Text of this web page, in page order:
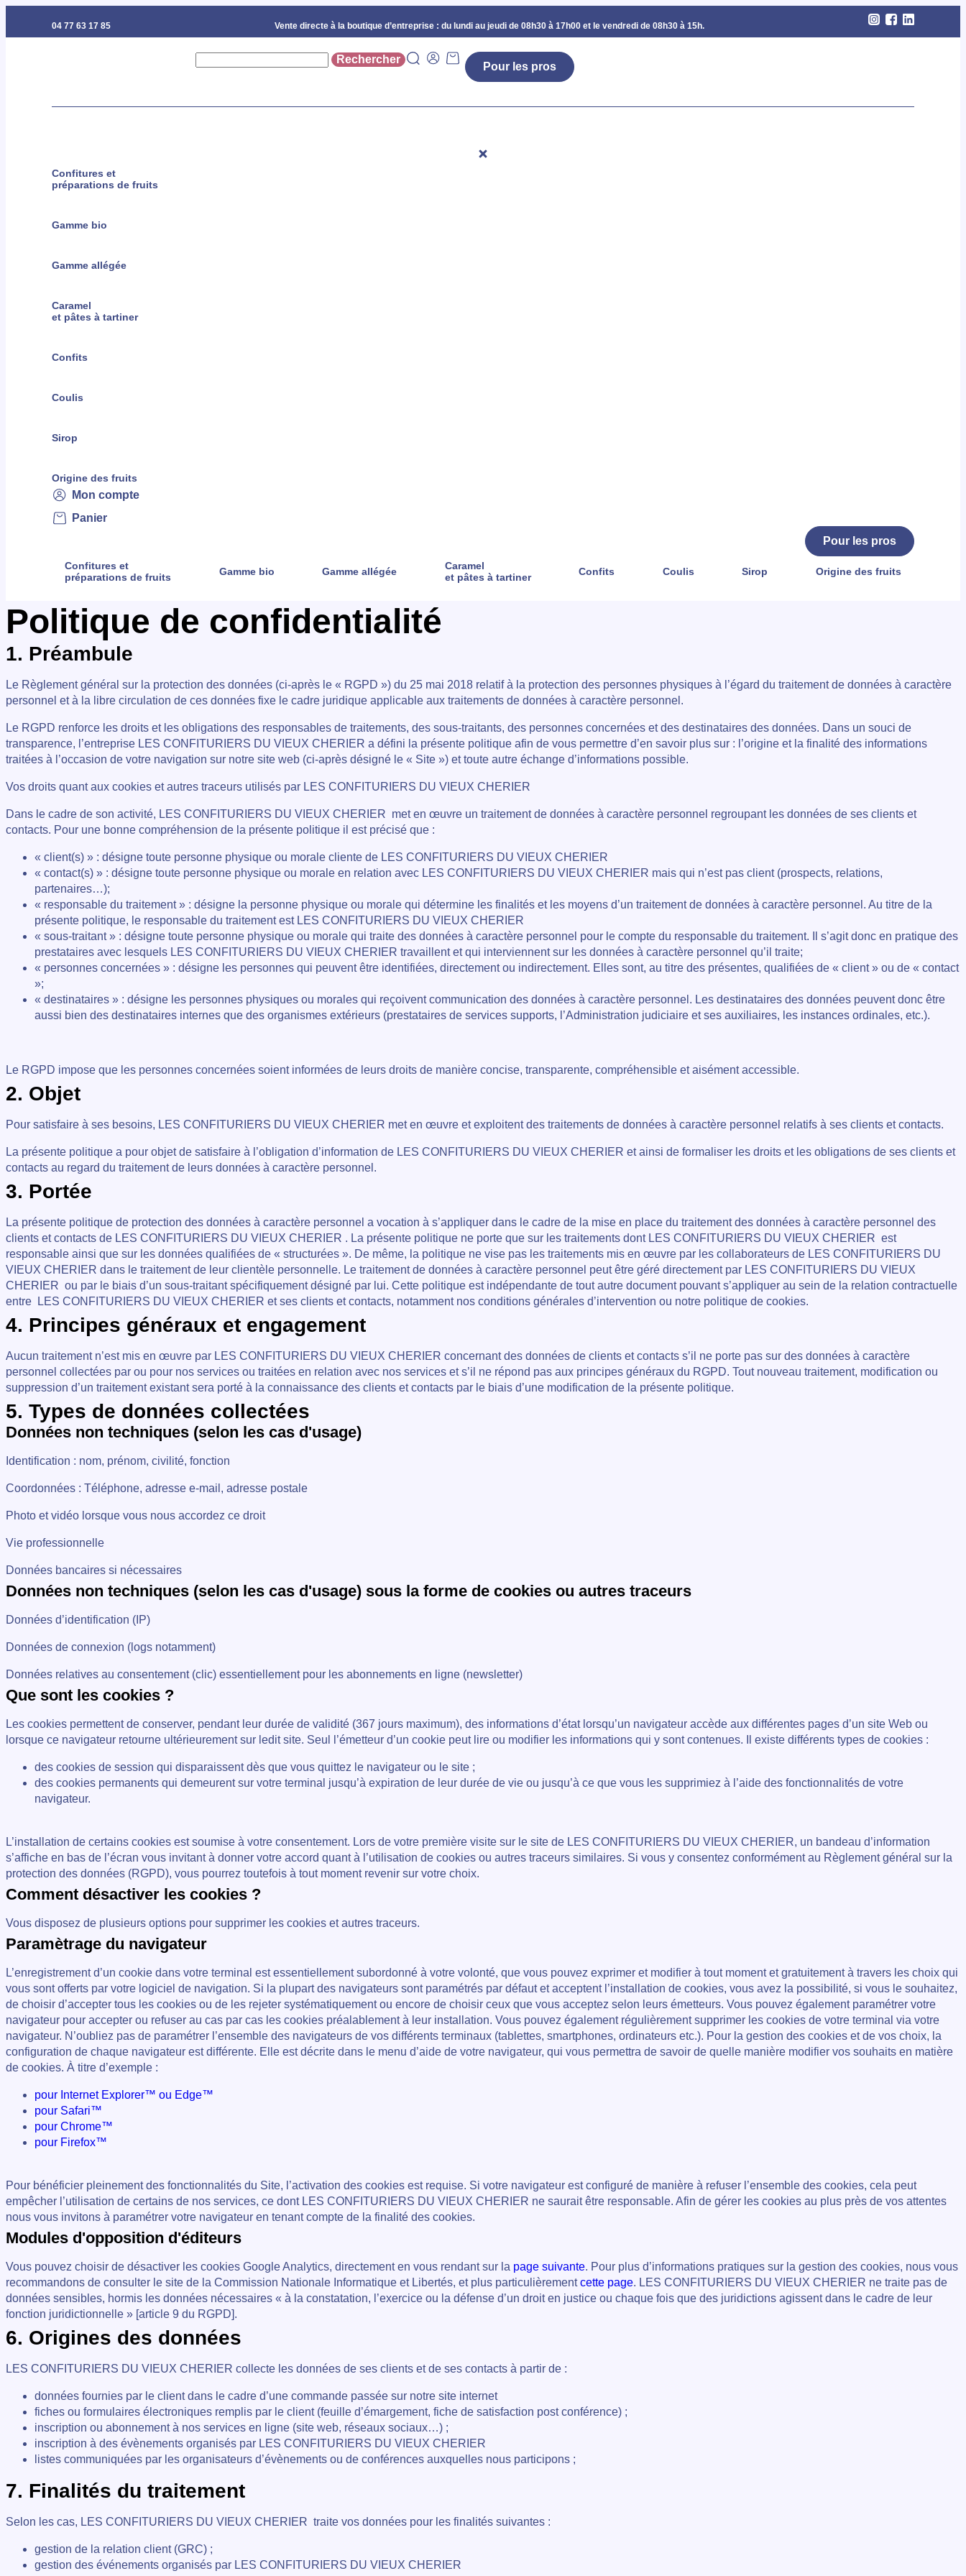
04 77 63 17 85 Vente directe à la boutique d’entreprise : du lundi au jeudi de 08h30 à 17h00 et le vendredi de 08h30 à 15h.
Pour les pros
Confitures et
préparations de fruits
Gamme bio
Gamme allégée
Caramel
et pâtes à tartiner
Confits
Coulis
Sirop
Origine des fruits
Mon compte
Panier
Pour les pros
Confitures et
préparations de fruits
Gamme bio Gamme allégée
Caramel
et pâtes à tartiner
Confits Coulis Sirop Origine des fruits
Politique de confidentialité
1. Préambule
Le Règlement général sur la protection des données (ci-après le « RGPD ») du 25 mai 2018 relatif à la protection des personnes physiques à l’égard du traitement de données à caractère
personnel et à la libre circulation de ces données fixe le cadre juridique applicable aux traitements de données à caractère personnel.
Le RGPD renforce les droits et les obligations des responsables de traitements, des sous-traitants, des personnes concernées et des destinataires des données. Dans un souci de
transparence, l’entreprise LES CONFITURIERS DU VIEUX CHERIER a défini la présente politique afin de vous permettre d’en savoir plus sur : l’origine et la finalité des informations
traitées à l’occasion de votre navigation sur notre site web (ci-après désigné le « Site ») et toute autre échange d’informations possible.
Vos droits quant aux cookies et autres traceurs utilisés par LES CONFITURIERS DU VIEUX CHERIER
Dans le cadre de son activité, LES CONFITURIERS DU VIEUX CHERIER met en œuvre un traitement de données à caractère personnel regroupant les données de ses clients et
contacts. Pour une bonne compréhension de la présente politique il est précisé que :
« client(s) » : désigne toute personne physique ou morale cliente de LES CONFITURIERS DU VIEUX CHERIER
« contact(s) » : désigne toute personne physique ou morale en relation avec LES CONFITURIERS DU VIEUX CHERIER mais qui n’est pas client (prospects, relations,
partenaires…);
« responsable du traitement » : désigne la personne physique ou morale qui détermine les finalités et les moyens d’un traitement de données à caractère personnel. Au titre de la
présente politique, le responsable du traitement est LES CONFITURIERS DU VIEUX CHERIER
« sous-traitant » : désigne toute personne physique ou morale qui traite des données à caractère personnel pour le compte du responsable du traitement. Il s’agit donc en pratique des
prestataires avec lesquels LES CONFITURIERS DU VIEUX CHERIER travaillent et qui interviennent sur les données à caractère personnel qu’il traite;
« personnes concernées » : désigne les personnes qui peuvent être identifiées, directement ou indirectement. Elles sont, au titre des présentes, qualifiées de « client » ou de « contact
»;
« destinataires » : désigne les personnes physiques ou morales qui reçoivent communication des données à caractère personnel. Les destinataires des données peuvent donc être
aussi bien des destinataires internes que des organismes extérieurs (prestataires de services supports, l’Administration judiciaire et ses auxiliaires, les instances ordinales, etc.).
Le RGPD impose que les personnes concernées soient informées de leurs droits de manière concise, transparente, compréhensible et aisément accessible.
2. Objet
Pour satisfaire à ses besoins, LES CONFITURIERS DU VIEUX CHERIER met en œuvre et exploitent des traitements de données à caractère personnel relatifs à ses clients et contacts.
La présente politique a pour objet de satisfaire à l’obligation d’information de LES CONFITURIERS DU VIEUX CHERIER et ainsi de formaliser les droits et les obligations de ses clients et
contacts au regard du traitement de leurs données à caractère personnel.
3. Portée
La présente politique de protection des données à caractère personnel a vocation à s’appliquer dans le cadre de la mise en place du traitement des données à caractère personnel des
clients et contacts de LES CONFITURIERS DU VIEUX CHERIER . La présente politique ne porte que sur les traitements dont LES CONFITURIERS DU VIEUX CHERIER est
responsable ainsi que sur les données qualifiées de « structurées ». De même, la politique ne vise pas les traitements mis en œuvre par les collaborateurs de LES CONFITURIERS DU
VIEUX CHERIER dans le traitement de leur clientèle personnelle. Le traitement de données à caractère personnel peut être géré directement par LES CONFITURIERS DU VIEUX
CHERIER ou par le biais d’un sous-traitant spécifiquement désigné par lui. Cette politique est indépendante de tout autre document pouvant s’appliquer au sein de la relation contractuelle
entre LES CONFITURIERS DU VIEUX CHERIER et ses clients et contacts, notamment nos conditions générales d’intervention ou notre politique de cookies.
4. Principes généraux et engagement
Aucun traitement n’est mis en œuvre par LES CONFITURIERS DU VIEUX CHERIER concernant des données de clients et contacts s’il ne porte pas sur des données à caractère
personnel collectées par ou pour nos services ou traitées en relation avec nos services et s’il ne répond pas aux principes généraux du RGPD. Tout nouveau traitement, modification ou
suppression d’un traitement existant sera porté à la connaissance des clients et contacts par le biais d’une modification de la présente politique.
5. Types de données collectées
Données non techniques (selon les cas d'usage)
Identification : nom, prénom, civilité, fonction
Coordonnées : Téléphone, adresse e-mail, adresse postale
Photo et vidéo lorsque vous nous accordez ce droit
Vie professionnelle
Données bancaires si nécessaires
Données non techniques (selon les cas d'usage) sous la forme de cookies ou autres traceurs
Données d’identification (IP)
Données de connexion (logs notamment)
Données relatives au consentement (clic) essentiellement pour les abonnements en ligne (newsletter)
Que sont les cookies ?
Les cookies permettent de conserver, pendant leur durée de validité (367 jours maximum), des informations d’état lorsqu’un navigateur accède aux différentes pages d’un site Web ou
lorsque ce navigateur retourne ultérieurement sur ledit site. Seul l’émetteur d’un cookie peut lire ou modifier les informations qui y sont contenues. Il existe différents types de cookies :
des cookies de session qui disparaissent dès que vous quittez le navigateur ou le site ;
des cookies permanents qui demeurent sur votre terminal jusqu’à expiration de leur durée de vie ou jusqu’à ce que vous les supprimiez à l’aide des fonctionnalités de votre
navigateur.
L’installation de certains cookies est soumise à votre consentement. Lors de votre première visite sur le site de LES CONFITURIERS DU VIEUX CHERIER, un bandeau d’information
s’affiche en bas de l’écran vous invitant à donner votre accord quant à l’utilisation de cookies ou autres traceurs similaires. Si vous y consentez conformément au Règlement général sur la
protection des données (RGPD), vous pourrez toutefois à tout moment revenir sur votre choix.
Comment désactiver les cookies ?
Vous disposez de plusieurs options pour supprimer les cookies et autres traceurs.
Paramètrage du navigateur
L’enregistrement d’un cookie dans votre terminal est essentiellement subordonné à votre volonté, que vous pouvez exprimer et modifier à tout moment et gratuitement à travers les choix qui
vous sont offerts par votre logiciel de navigation. Si la plupart des navigateurs sont paramétrés par défaut et acceptent l’installation de cookies, vous avez la possibilité, si vous le souhaitez,
de choisir d’accepter tous les cookies ou de les rejeter systématiquement ou encore de choisir ceux que vous acceptez selon leurs émetteurs. Vous pouvez également paramétrer votre
navigateur pour accepter ou refuser au cas par cas les cookies préalablement à leur installation. Vous pouvez également régulièrement supprimer les cookies de votre terminal via votre
navigateur. N’oubliez pas de paramétrer l’ensemble des navigateurs de vos différents terminaux (tablettes, smartphones, ordinateurs etc.). Pour la gestion des cookies et de vos choix, la
configuration de chaque navigateur est différente. Elle est décrite dans le menu d’aide de votre navigateur, qui vous permettra de savoir de quelle manière modifier vos souhaits en matière
de cookies. À titre d’exemple :
pour Internet Explorer™ ou Edge™
pour Safari™
pour Chrome™
pour Firefox™
Pour bénéficier pleinement des fonctionnalités du Site, l’activation des cookies est requise. Si votre navigateur est configuré de manière à refuser l’ensemble des cookies, cela peut
empêcher l’utilisation de certains de nos services, ce dont LES CONFITURIERS DU VIEUX CHERIER ne saurait être responsable. Afin de gérer les cookies au plus près de vos attentes
nous vous invitons à paramétrer votre navigateur en tenant compte de la finalité des cookies.
Modules d'opposition d'éditeurs
Vous pouvez choisir de désactiver les cookies Google Analytics, directement en vous rendant sur la page suivante. Pour plus d’informations pratiques sur la gestion des cookies, nous vous
recommandons de consulter le site de la Commission Nationale Informatique et Libertés, et plus particulièrementcette page. LES CONFITURIERS DU VIEUX CHERIER ne traite pas de
données sensibles, hormis les données nécessaires « à la constatation, l’exercice ou la défense d’un droit en justice ou chaque fois que des juridictions agissent dans le cadre de leur
fonction juridictionnelle » [article 9 du RGPD].
6. Origines des données
LES CONFITURIERS DU VIEUX CHERIER collecte les données de ses clients et de ses contacts à partir de :
données fournies par le client dans le cadre d’une commande passée sur notre site internet
fiches ou formulaires électroniques remplis par le client (feuille d’émargement, fiche de satisfaction post conférence) ;
inscription ou abonnement à nos services en ligne (site web, réseaux sociaux…) ;
inscription à des évènements organisés par LES CONFITURIERS DU VIEUX CHERIER
listes communiquées par les organisateurs d’évènements ou de conférences auxquelles nous participons ;
7. Finalités du traitement
Selon les cas, LES CONFITURIERS DU VIEUX CHERIER traite vos données pour les finalités suivantes :
gestion de la relation client (GRC) ;
gestion des événements organisés par LES CONFITURIERS DU VIEUX CHERIER